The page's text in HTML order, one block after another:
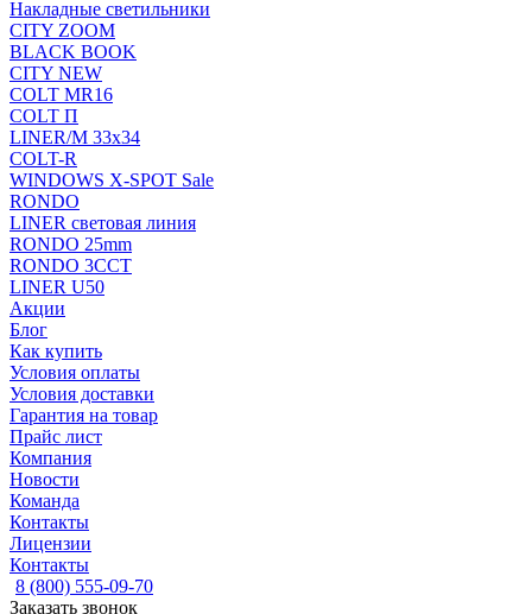
Накладные светильники
CITY ZOOM
BLACK BOOK
CITY NEW
COLT MR16
COLT П
LINER/М 33х34
COLT-R
WINDOWS X-SPOT Sale
RONDO
LINER световая линия
RONDO 25mm
RONDO 3CCT
LINER U50
Акции
Блог
Как купить
Условия оплаты
Условия доставки
Гарантия на товар
Прайс лист
Компания
Новости
Команда
Контакты
Лицензии
Контакты
8 (800) 555-09-70
Заказать звонок